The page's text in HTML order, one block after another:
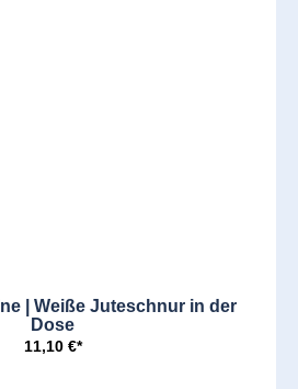
| Weiße Juteschnur in der
Dose
11,10 €*